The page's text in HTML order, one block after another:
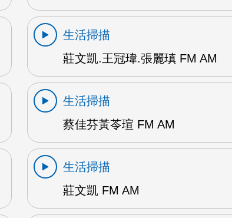
生活掃描
莊文凱.王冠瑋.張麗瑱 FM AM
生活掃描
蔡佳芬黃苓瑄 FM AM
生活掃描
莊文凱 FM AM